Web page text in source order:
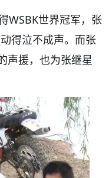
WSBK世界冠军，张
得泣不成声。而张
声援，也为张继星